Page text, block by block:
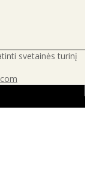
svetainės turinį